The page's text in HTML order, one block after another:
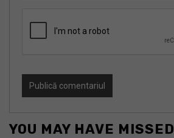
YOU MAY HAVE MISSED